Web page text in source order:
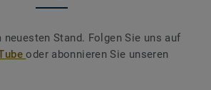
neuesten Stand. Folgen Sie uns auf
oder abonnieren Sie unseren